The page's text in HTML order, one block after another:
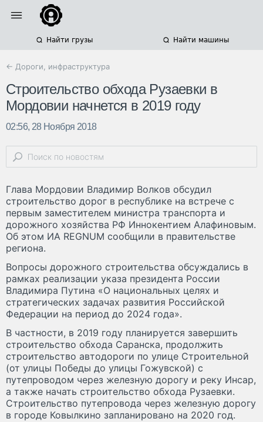
Найти грузы Найти машины
← Дороги, инфраструктура
Строительство обхода Рузаевки в
Мордовии начнется в 2019 году
02:56, 28 Ноября 2018
Глава Мордовии Владимир Волков обсудил
строительство дорог в республике на встрече с
первым заместителем министра транспорта и
дорожного хозяйства РФ Иннокентием Алафиновым.
Об этом ИА REGNUM сообщили в правительстве
региона.
Вопросы дорожного строительства обсуждались в
рамках реализации указа президента России
Владимира Путина «О национальных целях и
стратегических задачах развития Российской
Федерации на период до 2024 года».
В частности, в 2019 году планируется завершить
строительство обхода Саранска, продолжить
строительство автодороги по улице Строительной
(от улицы Победы до улицы Гожувской) с
путепроводом через железную дорогу и реку Инсар,
а также начать строительство обхода Рузаевки.
Строительство путепровода через железную дорогу
в городе Ковылкино запланировано на 2020 год.